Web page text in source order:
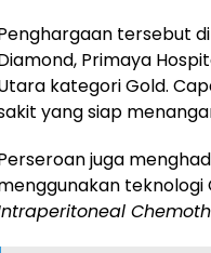
tersebut
Primaya
kategori Gold.
yang siap
juga
teknologi